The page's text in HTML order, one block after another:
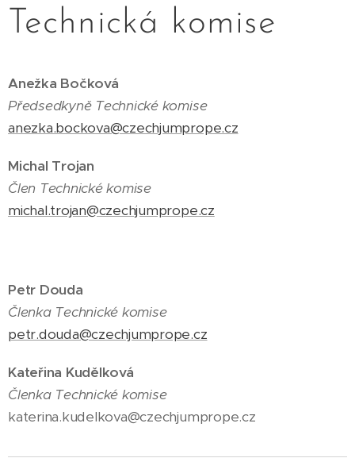
Technická komise
Anežka Bočková
Předsedkyně Technické komise
anezka.bockova@czechjumprope.cz
Michal Trojan
Člen Technické komise
michal.trojan@czechjumprope.cz
Petr Douda
Členka Technické komise
petr.douda@czechjumprope.cz
Kateřina Kudělková
Členka Technické komise
katerina.kudelkova@czechjumprope.cz